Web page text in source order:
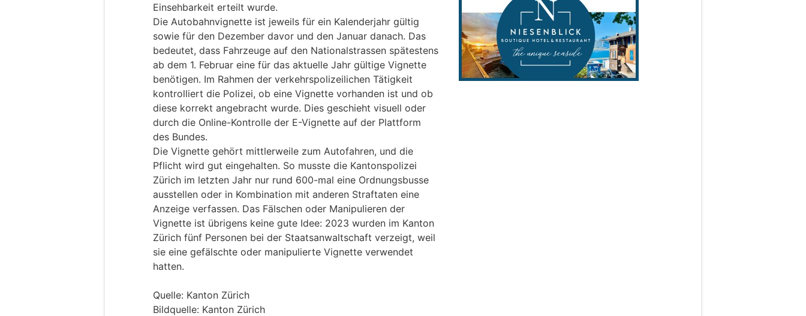
Einsehbarkeit erteilt wurde.
Die Autobahnvignette ist jeweils für ein Kalenderjahr gültig
sowie für den Dezember davor und den Januar danach. Das
bedeutet, dass Fahrzeuge auf den Nationalstrassen spätestens
ab dem 1. Februar eine für das aktuelle Jahr gültige Vignette
benötigen. Im Rahmen der verkehrspolizeilichen Tätigkeit
kontrolliert die Polizei, ob eine Vignette vorhanden ist und ob
diese korrekt angebracht wurde. Dies geschieht visuell oder
durch die Online-Kontrolle der E-Vignette auf der Plattform
des Bundes.
Die Vignette gehört mittlerweile zum Autofahren, und die
Pflicht wird gut eingehalten. So musste die Kantonspolizei
Zürich im letzten Jahr nur rund 600-mal eine Ordnungsbusse
ausstellen oder in Kombination mit anderen Straftaten eine
Anzeige verfassen. Das Fälschen oder Manipulieren der
Vignette ist übrigens keine gute Idee: 2023 wurden im Kanton
Zürich fünf Personen bei der Staatsanwaltschaft verzeigt, weil
sie eine gefälschte oder manipulierte Vignette verwendet
hatten.
Quelle: Kanton Zürich
Bildquelle: Kanton Zürich